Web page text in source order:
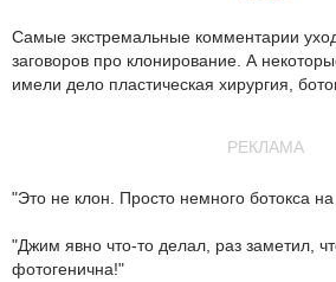
Самые экстремальные комментарии
заговоров про клонирование. А
имели дело пластическая хирургия,
РЕКЛАМА
"Это не клон. Просто немного ботокса
"Джим явно что-то делал, раз заметил,
фотогенична!"